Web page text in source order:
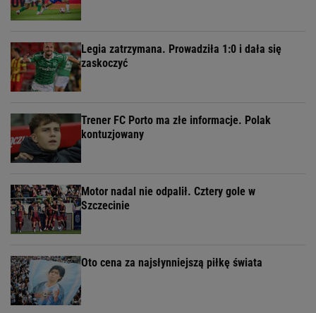
Legia zatrzymana. Prowadziła 1:0 i dała się
zaskoczyć
Trener FC Porto ma złe informacje. Polak
kontuzjowany
Motor nadal nie odpalił. Cztery gole w
Szczecinie
Oto cena za najsłynniejszą piłkę świata